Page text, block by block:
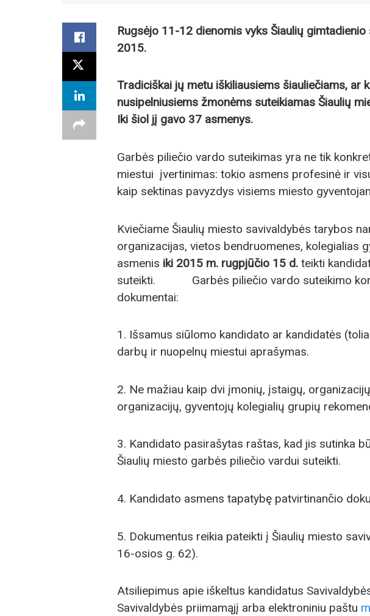
Rugsėjo 11-12 dienomis vyks Šiaulių gimtadienio
2015.
Tradiciškai jų metu iškiliausiems šiauliečiams, ar
nusipelniusiems žmonėms suteikiamas Šiaulių
Iki šiol jį gavo 37 asmenys.
Garbės piliečio vardo suteikimas yra ne tik
miestui įvertinimas: tokio asmens profesinė ir
kaip sektinas pavyzdys visiems miesto
Kviečiame Šiaulių miesto savivaldybės tarybos
organizacijas, vietos bendruomenes, kolegialias
asmenis iki 2015 m. rugpjūčio 15 d. teikti
suteikti. Garbės piliečio vardo suteikimo
dokumentai:
1. Išsamus siūlomo kandidato ar kandidatės
darbų ir nuopelnų miestui aprašymas.
2. Ne mažiau kaip dvi įmonių, įstaigų,
organizacijų, gyventojų kolegialių grupių
3. Kandidato pasirašytas raštas, kad jis sutinka
Šiaulių miesto garbės piliečio vardui suteikti.
4. Kandidato asmens tapatybę patvirtinančio
5. Dokumentus reikia pateikti į Šiaulių miesto
16-osios g. 62).
Atsiliepimus apie iškeltus kandidatus
Savivaldybės priimamąjį arba elektroniniu paštu